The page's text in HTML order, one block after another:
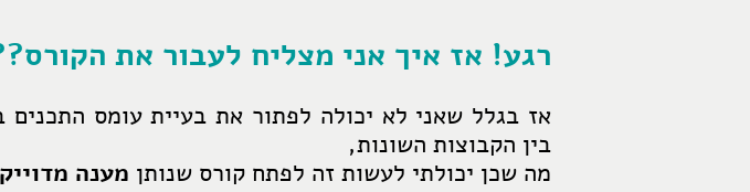
רגע! אז איך אני מצליח לעבור את
אז בגלל שאני לא יכולה לפתור את בעיית עומס
בין הקבוצות השונות,
מה שכן יכולתי לעשות זה לפתח קורס שנותן מענה